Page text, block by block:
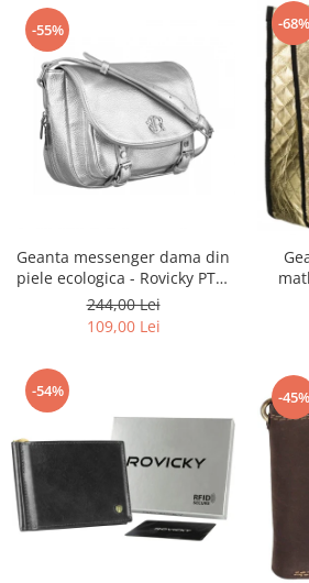
-55%
Geanta messenger dama din
piele ecologica - Rovicky PTR-
R-TOR-ALE-2-3776 SIL
244,00 Lei
109,00 Lei
-68%
-54% -45%